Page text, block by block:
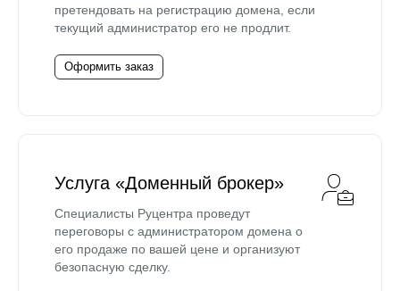
претендовать на регистрацию домена, если
текущий администратор его не продлит.
Оформить заказ
Услуга «Доменный брокер»
Специалисты Руцентра проведут
переговоры с администратором домена о
его продаже по вашей цене и организуют
безопасную сделку.